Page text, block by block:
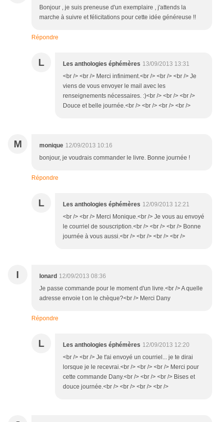
Bonjour , je suis preneuse d'un exemplaire , j'attends la
marche à suivre et félicitations pour cette idée généreuse !!
Répondre
L Les anthologies éphémères 13/09/2013 13:31
<br /> <br /> Merci infiniment.<br /> <br /> <br /> Je
viens de vous envoyer le mail avec les
renseignements nécessaires. :)<br /> <br /> <br />
Douce et belle journée.<br /> <br /> <br /> <br />
M monique 12/09/2013 10:16
bonjour, je voudrais commander le livre. Bonne journée !
Répondre
L Les anthologies éphémères 12/09/2013 12:21
<br /> <br /> Merci Monique.<br /> Je vous au envoyé
le courriel de souscription.<br /> <br /> <br /> Bonne
journée à vous aussi.<br /> <br /> <br /> <br />
I Ionard 12/09/2013 08:36
Je passe commande pour le moment d'un livre.<br /> A quelle
adresse envoie t on le chèque?<br /> Merci Dany
Répondre
L Les anthologies éphémères 12/09/2013 12:20
<br /> <br /> Je t'ai envoyé un courriel... je te dirai
lorsque je le recevrai.<br /> <br /> <br /> Merci pour
cette commande Dany.<br /> <br /> <br /> Bises et
douce journée.<br /> <br /> <br /> <br />